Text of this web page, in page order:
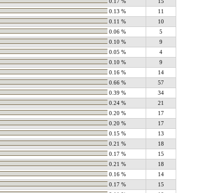
0.13 %
11
0.11 %
10
0.06 %
5
0.10 %
9
0.05 %
4
0.10 %
9
0.16 %
14
0.66 %
57
0.39 %
34
0.24 %
21
0.20 %
17
0.20 %
17
0.15 %
13
0.21 %
18
0.17 %
15
0.21 %
18
0.16 %
14
0.17 %
15